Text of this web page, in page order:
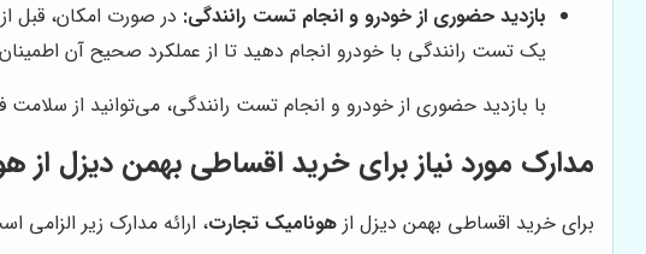
بازدید حضوری از خودرو و انجام تست رانندگی: در صورت امکان، قبل
یک تست رانندگی با خودرو انجام دهید تا از عملکرد صحیح آن
با بازدید حضوری از خودرو و انجام تست رانندگی، می‌توانید از
مدارک مورد نیاز برای خرید اقساطی بهمن دیزل از
برای خرید اقساطی بهمن دیزل از هونامیک تجارت، ارائه مدارک زیر الزامی